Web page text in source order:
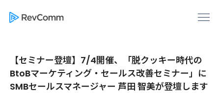
【セミナー登壇】7/4開催、「脱クッキー時代の
BtoBマーケティング・セールス改善セミナー」に
SMBセールスマネージャー 芦田 智美が登壇します